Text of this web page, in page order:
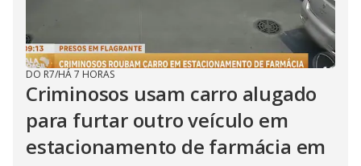
DO R7/HÁ 7 HORAS
Criminosos usam carro alugado
para furtar outro veículo em
estacionamento de farmácia em